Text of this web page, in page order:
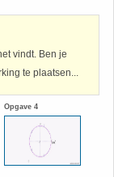
vindt. Ben je
te plaatsen...
Opgave 4